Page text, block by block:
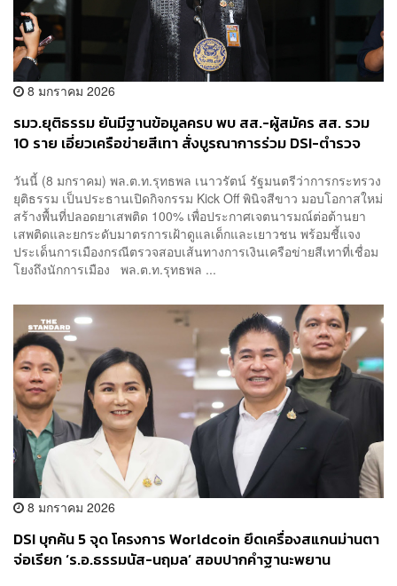
8 มกราคม 2026
รมว.ยุติธรรม ยันมีฐานข้อมูลครบ พบ สส.-ผู้สมัคร สส. รวม
10 ราย เอี่ยวเครือข่ายสีเทา สั่งบูรณาการร่วม DSI-ตำรวจ
วันนี้ (8 มกราคม) พล.ต.ท.รุทธพล เนาวรัตน์ รัฐมนตรีว่าการกระทรวง
ยุติธรรม เป็นประธานเปิดกิจกรรม Kick Off พินิจสีขาว มอบโอกาสใหม่
สร้างพื้นที่ปลอดยาเสพติด 100% เพื่อประกาศเจตนารมณ์ต่อต้านยา
เสพติดและยกระดับมาตรการเฝ้าดูแลเด็กและเยาวชน พร้อมชี้แจง
ประเด็นการเมืองกรณีตรวจสอบเส้นทางการเงินเครือข่ายสีเทาที่เชื่อม
โยงถึงนักการเมือง พล.ต.ท.รุทธพล ...
8 มกราคม 2026
DSI บุกค้น 5 จุด โครงการ Worldcoin ยึดเครื่องสแกนม่านตา
จ่อเรียก ‘ร.อ.ธรรมนัส-นฤมล’ สอบปากคำฐานะพยาน